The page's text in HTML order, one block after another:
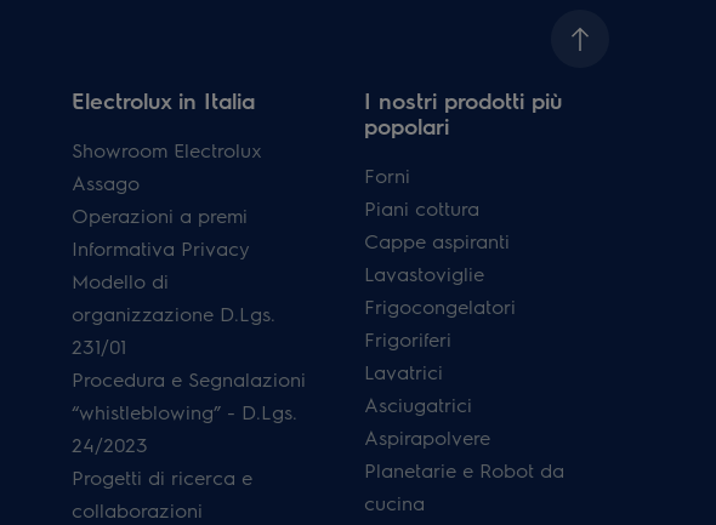
Electrolux in Italia
Showroom Electrolux
Assago
Operazioni a premi
Informativa Privacy
Modello di
organizzazione D.Lgs.
231/01
Procedura e Segnalazioni
“whistleblowing” - D.Lgs.
24/2023
Progetti di ricerca e
collaborazioni
I nostri prodotti più
popolari
Forni
Piani cottura
Cappe aspiranti
Lavastoviglie
Frigocongelatori
Frigoriferi
Lavatrici
Asciugatrici
Aspirapolvere
Planetarie e Robot da
cucina